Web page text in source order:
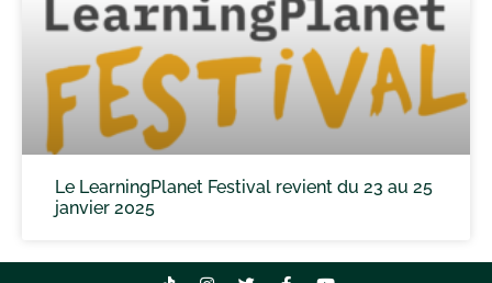
Le LearningPlanet Festival revient du 23 au 25
janvier 2025